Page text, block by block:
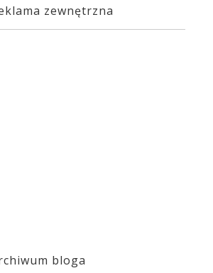
zewnętrzna
bloga